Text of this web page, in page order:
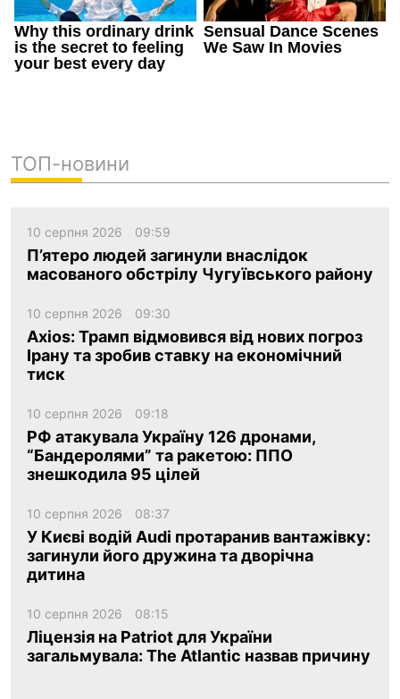
ТОП-новини
10 серпня 2026 09:59
П’ятеро людей загинули внаслідок
масованого обстрілу Чугуївського району
10 серпня 2026 09:30
Axios: Трамп відмовився від нових погроз
Ірану та зробив ставку на економічний
тиск
10 серпня 2026 09:18
РФ атакувала Україну 126 дронами,
“Бандеролями” та ракетою: ППО
знешкодила 95 цілей
10 серпня 2026 08:37
У Києві водій Audi протаранив вантажівку:
загинули його дружина та дворічна
дитина
10 серпня 2026 08:15
Ліцензія на Patriot для України
загальмувала: The Atlantic назвав причину